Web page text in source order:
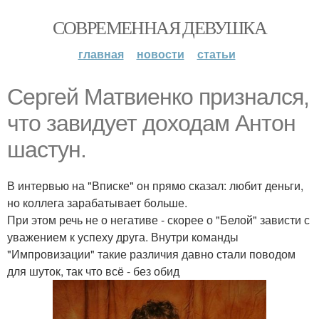
СОВРЕМЕННАЯ ДЕВУШКА
главная новости статьи
Сергей Матвиенко признался,
что завидует доходам Антон
шастун.
В интервью на "Вписке" он прямо сказал: любит деньги,
но коллега зарабатывает больше.
При этом речь не о негативе - скорее о "Белой" зависти с
уважением к успеху друга. Внутри команды
"Импровизации" такие различия давно стали поводом
для шуток, так что всё - без обид